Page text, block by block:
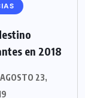
en 2018
AGOSTO 23,